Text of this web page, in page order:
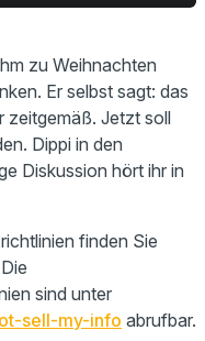
18:46
zu Weihnachten
Er selbst sagt: das
zeitgemäß. Jetzt soll
Dippi in den
Diskussion hört ihr in
finden Sie
sind unter
sell-my-info abrufbar.